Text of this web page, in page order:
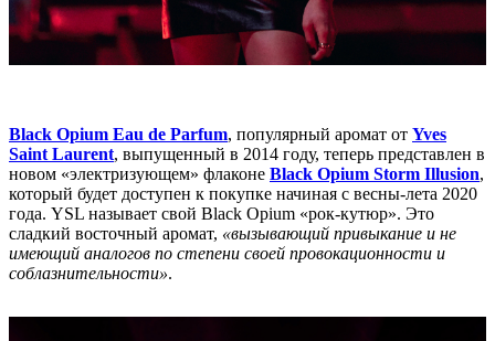
Black Opium Eau de Parfum, популярный аромат от Yves
Saint Laurent, выпущенный в 2014 году, теперь представлен в
новом «электризующем» флаконе Black Opium Storm Illusion,
который будет доступен к покупке начиная с весны-лета 2020
года. YSL называет свой Black Opium «рок-кутюр». Это
сладкий восточный аромат, «вызывающий привыкание и не
имеющий аналогов по степени своей провокационности и
соблазнительности».